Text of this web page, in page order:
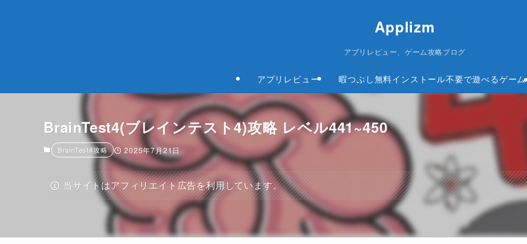
Applizm
アプリレビュー、ゲーム攻略ブログ
アプリレビュー 暇つぶし無料インストール不要で遊べるゲーム
BrainTest4(ブレインテスト4)攻略 レベル441~450
BrainTest4攻略 2025年7月21日
当サイトはアフィリエイト広告を利用しています。